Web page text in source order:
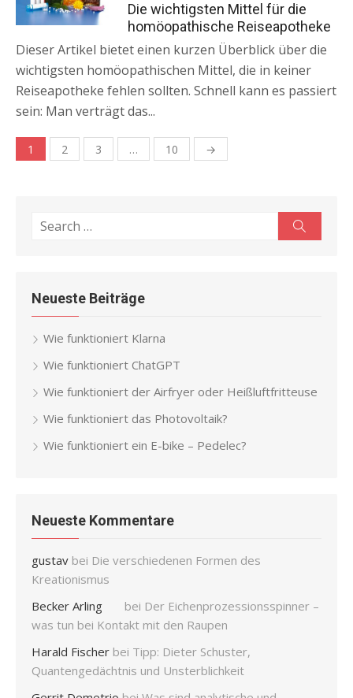
Die wichtigsten Mittel für die
homöopathische Reiseapotheke
Dieser Artikel bietet einen kurzen Überblick über die
wichtigsten homöopathischen Mittel, die in keiner
Reiseapotheke fehlen sollten. Schnell kann es passiert
sein: Man verträgt das...
Beitragsnavigation
1 2 3 … 10 →
Search
Neueste Beiträge
Wie funktioniert Klarna
Wie funktioniert ChatGPT
Wie funktioniert der Airfryer oder Heißluftfritteuse
Wie funktioniert das Photovoltaik?
Wie funktioniert ein E-bike – Pedelec?
Neueste Kommentare
gustav bei Die verschiedenen Formen des
Kreationismus
Becker Arling
bei Der Eichenprozessionsspinner –
was tun bei Kontakt mit den Raupen
Harald Fischer bei Tipp: Dieter Schuster,
Quantengedächtnis und Unsterblichkeit